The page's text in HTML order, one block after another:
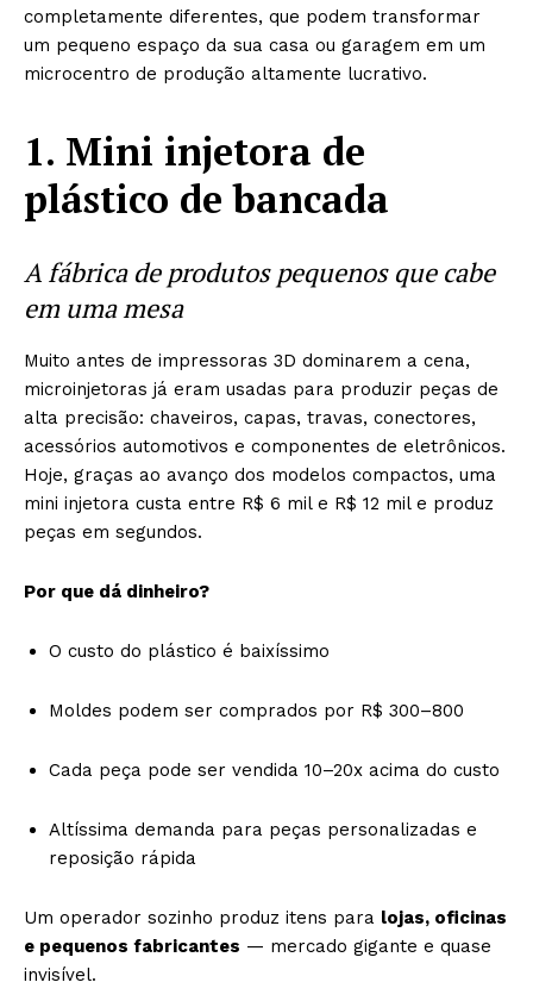
completamente diferentes, que podem transformar
um pequeno espaço da sua casa ou garagem em um
microcentro de produção altamente lucrativo.
1. Mini injetora de
plástico de bancada
A fábrica de produtos pequenos que cabe
em uma mesa
Muito antes de impressoras 3D dominarem a cena,
microinjetoras já eram usadas para produzir peças de
alta precisão: chaveiros, capas, travas, conectores,
acessórios automotivos e componentes de eletrônicos.
Hoje, graças ao avanço dos modelos compactos, uma
mini injetora custa entre R$ 6 mil e R$ 12 mil e produz
peças em segundos.
Por que dá dinheiro?
O custo do plástico é baixíssimo
Moldes podem ser comprados por R$ 300–800
Cada peça pode ser vendida 10–20x acima do custo
Altíssima demanda para peças personalizadas e
reposição rápida
Um operador sozinho produz itens para lojas, oficinas
e pequenos fabricantes — mercado gigante e quase
invisível.